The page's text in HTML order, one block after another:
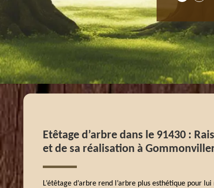
Etêtage d’arbre dans le 91430 :
et de sa réalisation à
L’étêtage d’arbre rend l’arbre plus esthétique pour